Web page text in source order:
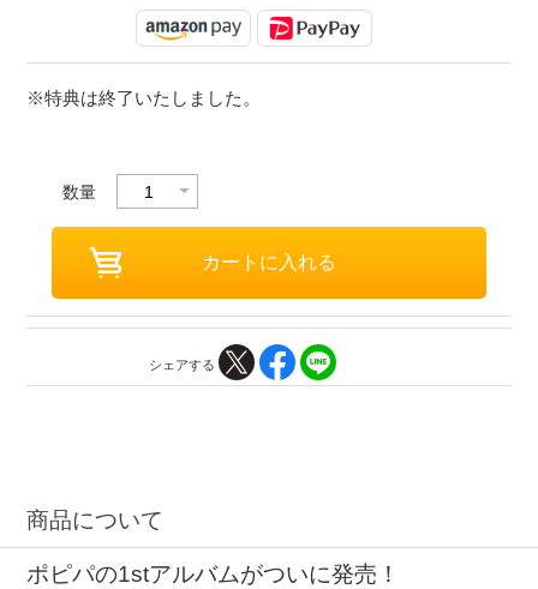
※特典は終了いたしました。
数量
シェアする
商品について
ポピパの1stアルバムがついに発売！